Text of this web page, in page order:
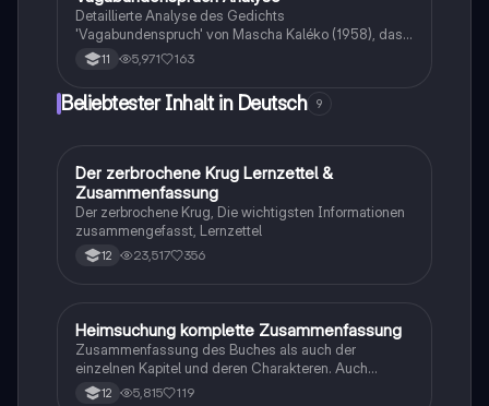
Literaturstudierende und alle, die sich mit deutscher
Lyrik auseinandersetzen.
Detaillierte Analyse des Gedichts
'Vagabundenspruch' von Mascha Kaléko (1958), das
die Themen Unterwegssein, Vergänglichkeit und
Heimatlosigkeit behandelt. Diese Klausurvorbereitung
bietet eine umfassende Betrachtung der lyrischen
Motive, insbesondere im Kontext der Exilliteratur und
11 5,971 163
Beliebtester Inhalt in Deutsch 9
Deutsch
Der zerbrochene Krug Lernzettel &
Zusammenfassung
Der zerbrochene Krug, Die wichtigsten Informationen
zusammengefasst, Lernzettel
12 23,517 356
Deutsch
Heimsuchung komplette Zusammenfassung
Zusammenfassung des Buches als auch der
einzelnen Kapitel und deren Charakteren. Auch
tabellarisch. Im Unterricht ohne KI erstellt
12 5,815 119